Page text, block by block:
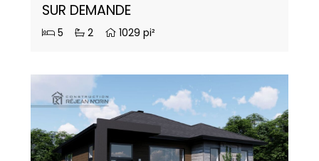
SUR DEMANDE
5 2 1029 pi²